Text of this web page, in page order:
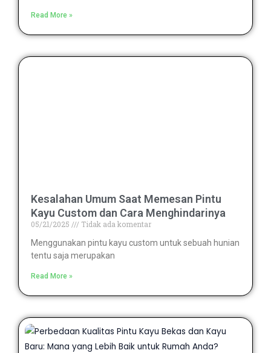
Read More »
Kesalahan Umum Saat Memesan Pintu
Kayu Custom dan Cara Menghindarinya
05/21/2025
Tidak ada komentar
Menggunakan pintu kayu custom untuk sebuah hunian
tentu saja merupakan
Read More »